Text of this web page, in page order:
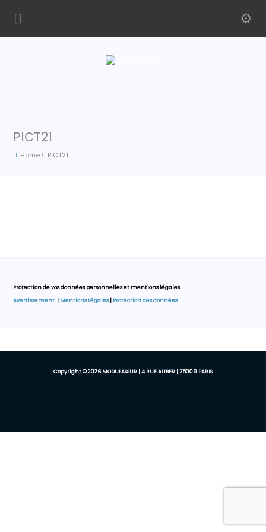
PICT21
Home PICT21
Protection de vos données personnelles et mentions légales
Avertissement | Mentions Légales| Protection des données
Copyright © 2026 MODULASSUR | 4 RUE AUBER | 75009 PARIS